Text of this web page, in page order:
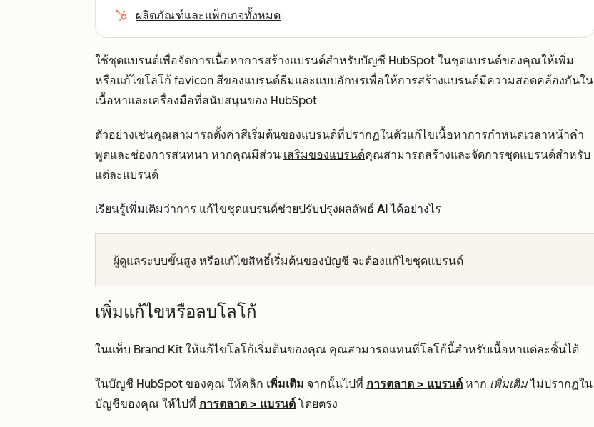
ผลิตภัณฑ์และแพ็กเกจทั้งหมด
ใช้ชุดแบรนด์เพื่อจัดการเนื้อหาการสร้างแบรนด์สำหรับบัญชี HubSpot ในชุดแบรนด์ของคุณให้เพิ่ม
หรือแก้ไขโลโก้ favicon สีของแบรนด์ธีมและแบบอักษรเพื่อให้การสร้างแบรนด์มีความสอดคล้องกันใน
เนื้อหาและเครื่องมือที่สนับสนุนของ HubSpot
ตัวอย่างเช่นคุณสามารถตั้งค่าสีเริ่มต้นของแบรนด์ที่ปรากฏในตัวแก้ไขเนื้อหาการกำหนดเวลาหน้าคำ
พูดและช่องการสนทนา หากคุณมีส่วน เสริมของแบรนด์คุณสามารถสร้างและจัดการชุดแบรนด์สำหรับ
แต่ละแบรนด์
เรียนรู้เพิ่มเติมว่าการ แก้ไขชุดแบรนด์ช่วยปรับปรุงผลลัพธ์ AIได้อย่างไร
ผู้ดูแลระบบขั้นสูง หรือแก้ไขสิทธิ์เริ่มต้นของบัญชี จะต้องแก้ไขชุดแบรนด์
เพิ่มแก้ไขหรือลบโลโก้
ในแท็บ Brand Kit ให้แก้ไขโลโก้เริ่มต้นของคุณ คุณสามารถแทนที่โลโก้นี้สำหรับเนื้อหาแต่ละชิ้นได้
ในบัญชี HubSpot ของคุณ ให้คลิก เพิ่มเติม จากนั้นไปที่ การตลาด > แบรนด์ หาก เพิ่มเติมไม่ปรากฏใน
บัญชีของคุณ ให้ไปที่ การตลาด > แบรนด์ โดยตรง